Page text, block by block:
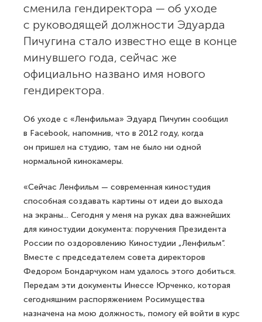
сменила гендиректора — об уходе
с руководящей должности Эдуарда
Пичугина стало известно еще в конце
минувшего года, сейчас же
официально названо имя нового
гендиректора.
Об уходе с «Ленфильма» Эдуард Пичугин сообщил
в Facebook, напомнив, что в 2012 году, когда
он пришел на студию, там не было ни одной
нормальной кинокамеры.
«Сейчас Ленфильм — современная киностудия
способная создавать картины от идеи до выхода
на экраны... Сегодня у меня на руках два важнейших
для киностудии документа: поручения Президента
России по оздоровлению Киностудии „Ленфильм“.
Вместе с председателем совета директоров
Федором Бондарчуком нам удалось этого добиться.
Передам эти документы Инессе Юрченко, которая
сегодняшним распоряжением Росимущества
назначена на мою должность, помогу ей войти в курс